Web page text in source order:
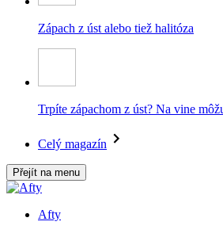
Zápach z úst alebo tiež halitóza
Trpíte zápachom z úst? Na vine
Celý magazín
Přejít na menu
Afty